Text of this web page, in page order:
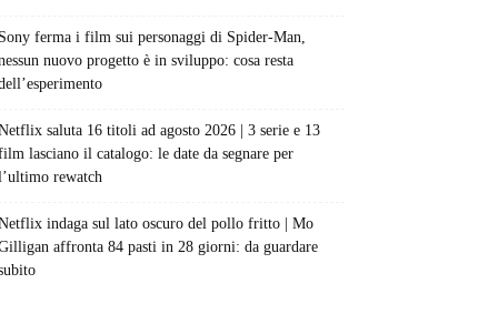
Sony ferma i film sui personaggi di Spider-Man,
nuovo progetto è in sviluppo: cosa resta
saluta 16 titoli ad agosto 2026 | 3 serie e 13
lasciano il catalogo: le date da segnare per
rewatch
indaga sul lato oscuro del pollo fritto | Mo
affronta 84 pasti in 28 giorni: da guardare